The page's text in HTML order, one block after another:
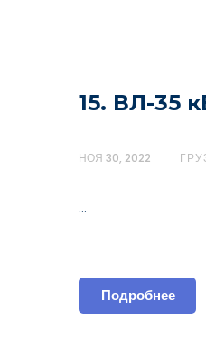
15. ВЛ-35
НОЯ 30, 2022
…
Подробнее